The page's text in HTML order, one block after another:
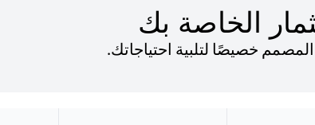
الخاصة بك
خصيصًا لتلبية احتياجاتك.